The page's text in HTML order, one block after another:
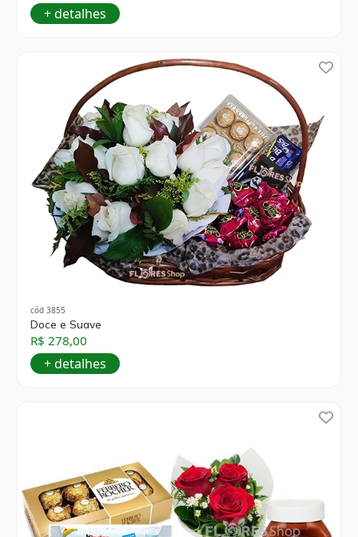
+ detalhes
cód 3855
Doce e Suave
R$ 278,00
+ detalhes